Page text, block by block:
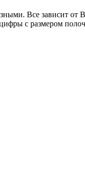
Все зависит от
цифры с размером